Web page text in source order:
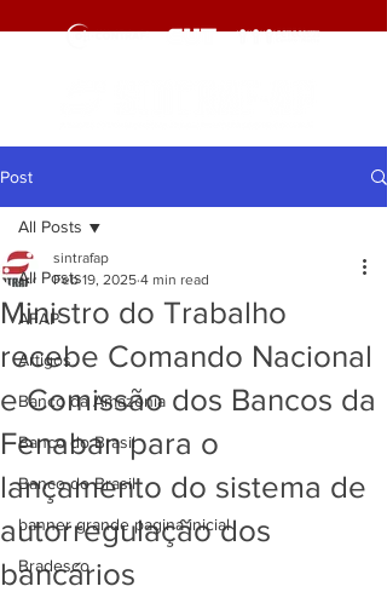
Post
All Posts
AFAP
Artigos
Banco da Amazônia
Banco do Brasil
Banco do Brasil
banner grande pagina inicial
Bradesco
All Posts
Ministro do Trabalho
recebe Comando Nacional
e Comissão dos Bancos da
Fenaban para o
lançamento do sistema de
autorregulação dos
bancários
sintrafap
Feb 19, 2025 4 min read